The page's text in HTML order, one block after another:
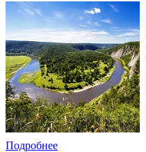
Подробнее